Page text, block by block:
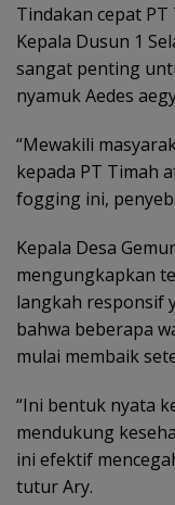
Tindakan cepat
Kepala Dusun 1
sangat penting
nyamuk Aedes
“Mewakili
kepada PT Timah
fogging ini,
Kepala Desa
mengungkapkan
langkah responsif
bahwa beberapa
mulai membaik
“Ini bentuk nyata
mendukung
ini efektif
tutur Ary.